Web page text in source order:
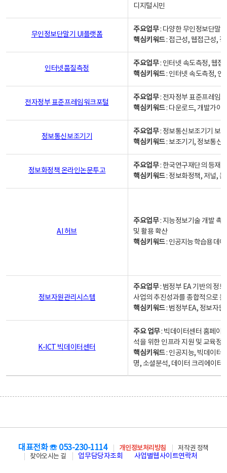
디지털시민
무인정보단말기 UI플랫폼
주요업무: 다양한 무인정보단말
핵심키워드: 접근성, 웹접근성,
인터넷품질측정
주요업무: 인터넷 속도측정, 웹접
핵심키워드: 인터넷 속도측정, 인
전자정부 표준프레임워크포털
주요업무: 전자정부 표준프레임
핵심키워드: 다운로드, 개발가이
정보통신보조기기
주요업무: 정보통신보조기기 보
핵심키워드: 보조기기, 정보통신
정보화정책 온라인논문투고
주요업무: 한국연구재단의 등재
핵심키워드: 정보화정책, 저널,
AI 허브
주요업무: 지능정보기술 개발 촉
및 활용 확산
핵심키워드: 인공지능 학습용 데
정보자원관리시스템
주요업무: 범정부 EA 기반의 정
사업의 추진성과를 종합적으로
핵심키워드: 범정부EA, 정보자
K-ICT 빅데이터센터
주요 업무: 빅데이터센터 홈페이
석을 위한 인프라 지원 및 교육정
핵심키워드: 인공지능, 빅데이터,
명, 소셜분석, 데이터 크리에이터
대표전화 ☏ 053-230-1114 개인정보처리방침
저작권 정책
찾아오시는 길
업무담당자조회 사업별웹사이트연락처